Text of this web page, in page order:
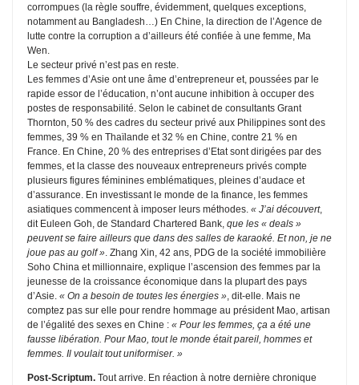
corrompues (la règle souffre, évidemment, quelques exceptions,
notamment au Bangladesh…) En Chine, la direction de l’Agence de
lutte contre la corruption a d’ailleurs été confiée à une femme, Ma
Wen.
Le secteur privé n’est pas en reste.
Les femmes d’Asie ont une âme d’entrepreneur et, poussées par le
rapide essor de l’éducation, n’ont aucune inhibition à occuper des
postes de responsabilité. Selon le cabinet de consultants Grant
Thornton, 50 % des cadres du secteur privé aux Philippines sont des
femmes, 39 % en Thaïlande et 32 % en Chine, contre 21 % en
France. En Chine, 20 % des entreprises d’Etat sont dirigées par des
femmes, et la classe des nouveaux entrepreneurs privés compte
plusieurs figures féminines emblématiques, pleines d’audace et
d’assurance. En investissant le monde de la finance, les femmes
asiatiques commencent à imposer leurs méthodes. « J’ai découvert,
dit Euleen Goh, de Standard Chartered Bank, que les « deals »
peuvent se faire ailleurs que dans des salles de karaoké. Et non, je ne
joue pas au golf » . Zhang Xin, 42 ans, PDG de la société immobilière
Soho China et millionnaire, explique l’ascension des femmes par la
jeunesse de la croissance économique dans la plupart des pays
d’Asie. « On a besoin de toutes les énergies » , dit-elle. Mais ne
comptez pas sur elle pour rendre hommage au président Mao, artisan
de l’égalité des sexes en Chine : « Pour les femmes, ça a été une
fausse libération. Pour Mao, tout le monde était pareil, hommes et
femmes. Il voulait tout uniformiser. »
Post-Scriptum. Tout arrive. En réaction à notre dernière chronique